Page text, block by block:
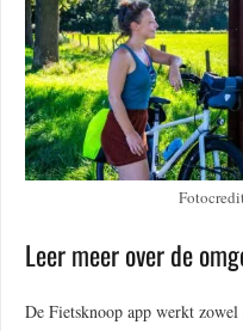
Leer meer over de
De Fietsknoop app werkt